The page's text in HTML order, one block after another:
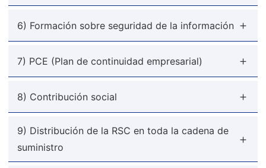
6) Formación sobre seguridad de la información
7) PCE (Plan de continuidad empresarial)
8) Contribución social
9) Distribución de la RSC en toda la cadena de
suministro